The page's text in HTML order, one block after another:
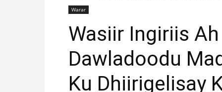
Warar
Wasiir Ingiriis
Dawladoodu
Ku Dhiirigelisay